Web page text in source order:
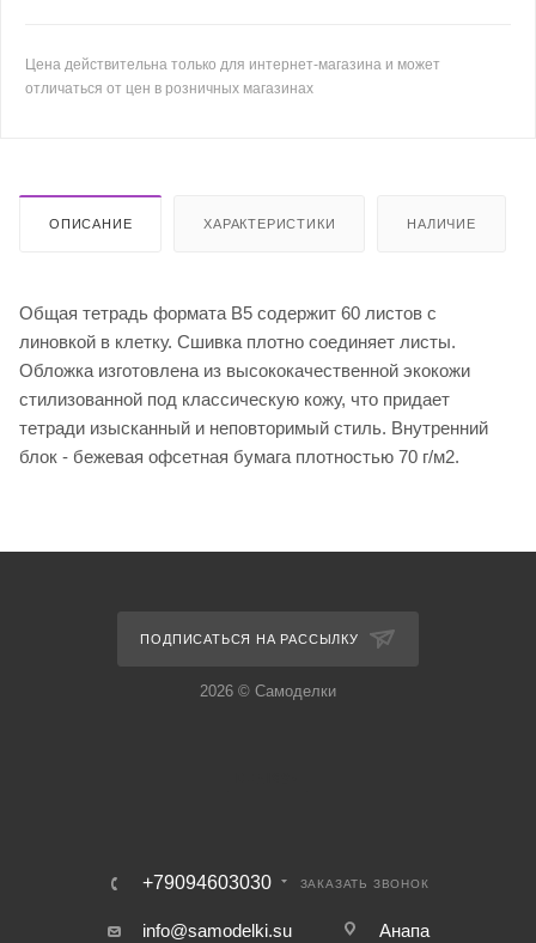
Цена действительна только для интернет-магазина и может
отличаться от цен в розничных магазинах
ОПИСАНИЕ ХАРАКТЕРИСТИКИ НАЛИЧИЕ
Общая тетрадь формата В5 содержит 60 листов с
линовкой в клетку. Сшивка плотно соединяет листы.
Обложка изготовлена из высококачественной экокожи
стилизованной под классическую кожу, что придает
тетради изысканный и неповторимый стиль. Внутренний
блок - бежевая офсетная бумага плотностью 70 г/м2.
ПОДПИСАТЬСЯ НА РАССЫЛКУ
2026 © Самоделки
+79094603030 ЗАКАЗАТЬ ЗВОНОК
info@samodelki.su Анапа